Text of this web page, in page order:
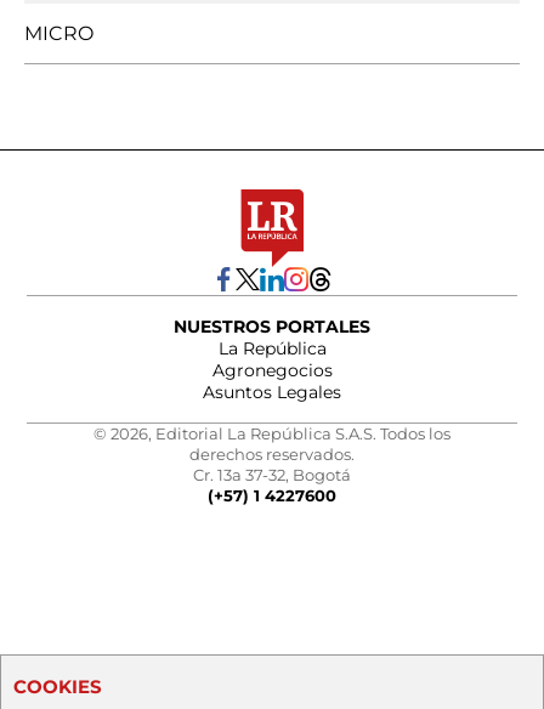
MICRO
NUESTROS PORTALES
La República
Agronegocios
Asuntos Legales
© 2026, Editorial La República S.A.S. Todos los
derechos reservados.
Cr. 13a 37-32, Bogotá
(+57) 1 4227600
COOKIES